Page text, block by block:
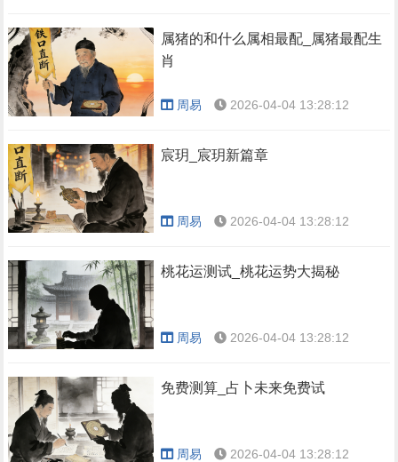
属猪的和什么属相最配_属猪最配生
肖
周易 2026-04-04 13:28:12
宸玥_宸玥新篇章
周易 2026-04-04 13:28:12
桃花运测试_桃花运势大揭秘
周易 2026-04-04 13:28:12
免费测算_占卜未来免费试
周易 2026-04-04 13:28:12